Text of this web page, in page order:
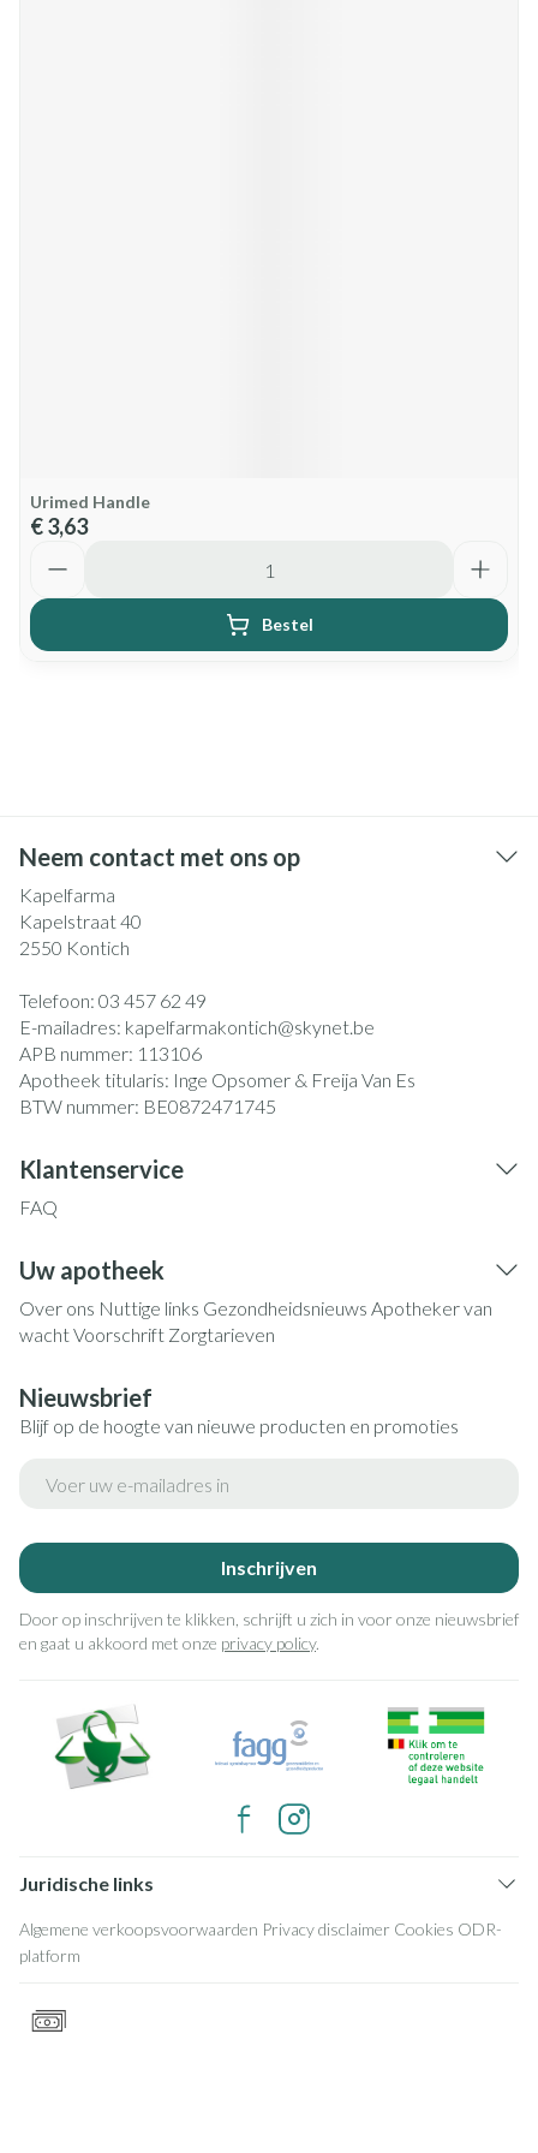
Urimed Handle
€ 3,63
Bestel
Neem contact met ons op
Kapelfarma
Kapelstraat 40
2550 Kontich
Telefoon: 03 457 62 49
E-mailadres: kapelfarmakontich@skynet.be
APB nummer: 113106
Apotheek titularis: Inge Opsomer & Freija Van Es
BTW nummer: BE0872471745
Klantenservice
FAQ
Uw apotheek
Over ons Nuttige links Gezondheidsnieuws Apotheker van
wachtVoorschrift Zorgtarieven
Nieuwsbrief
Blijf op de hoogte van nieuwe producten en promoties
Inschrijven
Door op inschrijven te klikken, schrijft u zich in voor onze nieuwsbrief
en gaat u akkoord met onze privacy policy.
Juridische links
Algemene verkoopsvoorwaarden Privacy disclaimer Cookies ODR-
platform